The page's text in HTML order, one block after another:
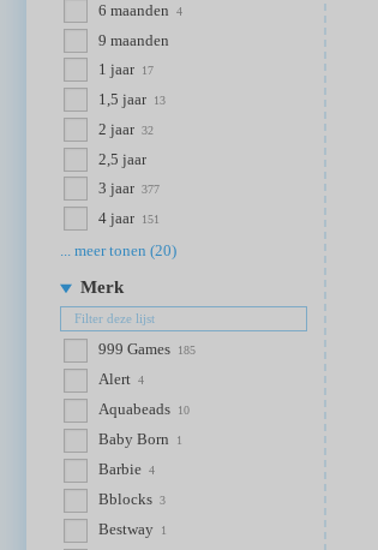
6 maanden 4
9 maanden
1 jaar
17
1,5 jaar 13
2 jaar 32
2,5 jaar
3 jaar 377
4 jaar 151
... meer tonen (20)
Merk
999 Games 185
Alert 4
Aquabeads 10
Baby Born 1
Barbie 4
Bblocks 3
Bestway 1